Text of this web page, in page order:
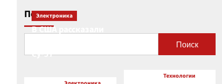
Поиск
Поиск
Электроника
В США рассказали
Су-57
Технологии